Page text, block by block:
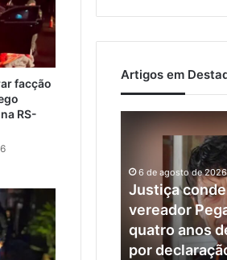
facção
RS-
Artigos em
da
e discutem
entre
condena
vereador
Pegari
mais
de
quatro
6 de agosto de 2026
Justiça
vereador
quatro anos
por